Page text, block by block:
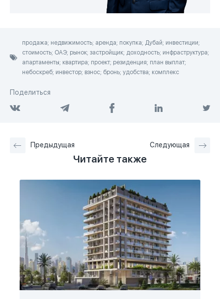
продажа; недвижимость; аренда; покупка; Дубай; инвестиции;
стоимость; ОАЭ; рынок; застройщик; доходность; инфраструктура;
апартаменты; квартира; проект; резиденция; план выплат;
небоскреб; инвестор; взнос; бронь; удобства; комплекс
Поделиться
Предыдущая Следующая
Читайте также